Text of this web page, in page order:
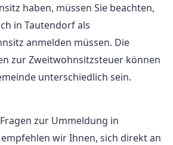
haben, müssen Sie beachten,
in Tautendorf als
anmelden müssen. Die
zur Zweitwohnsitzsteuer können
unterschiedlich sein.
zur Ummeldung in
wir Ihnen, sich direkt an